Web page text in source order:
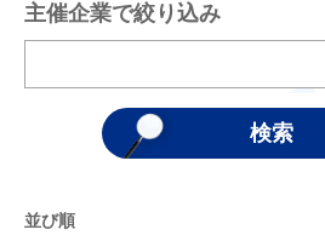
主催企業で絞り込み
並び順